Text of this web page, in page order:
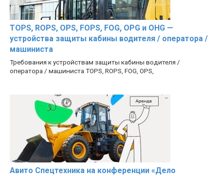
TOPS, ROPS, OPS, FOPS, FOG, OPG и OHG —
устройства защиты кабины водителя / оператора /
машиниста
Требования к устройствам защиты кабины водителя /
оператора / машиниста TOPS, ROPS, FOG, OPS,
Авито Спецтехника на конференции «Дело